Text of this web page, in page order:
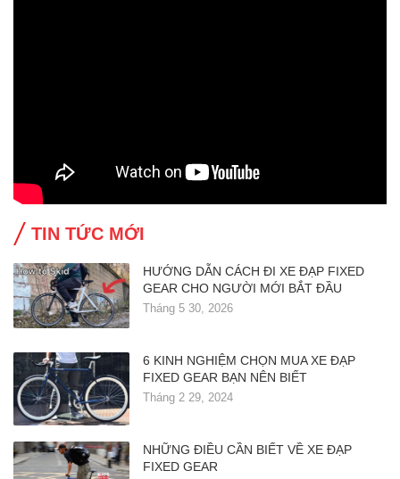
TIN TỨC MỚI
HƯỚNG DẪN CÁCH ĐI XE ĐẠP FIXED
GEAR CHO NGƯỜI MỚI BẮT ĐẦU
Tháng 5 30, 2026
6 KINH NGHIỆM CHỌN MUA XE ĐẠP
FIXED GEAR BẠN NÊN BIẾT
Tháng 2 29, 2024
NHỮNG ĐIỀU CẦN BIẾT VỀ XE ĐẠP
FIXED GEAR